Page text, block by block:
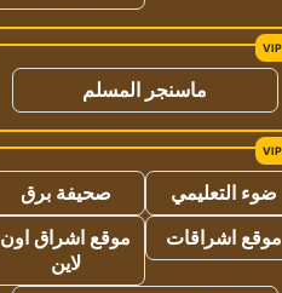
ماسنجر المسلم
ضوء التعليمي
صحيفة برق
موقع اشراقات
موقع اشراق اون
لاين